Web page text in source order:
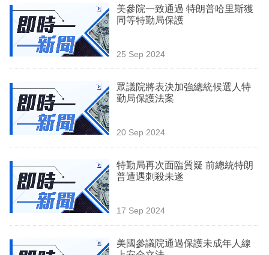
訂
閱
美參院一致通過 特朗普哈里斯獲
同等特勤局保護
25 Sep 2024
眾議院將表決加強總統候選人特
勤局保護法案
20 Sep 2024
特勤局再次面臨質疑 前總統特朗
普遭遇刺殺未遂
17 Sep 2024
美國參議院通過保護未成年人線